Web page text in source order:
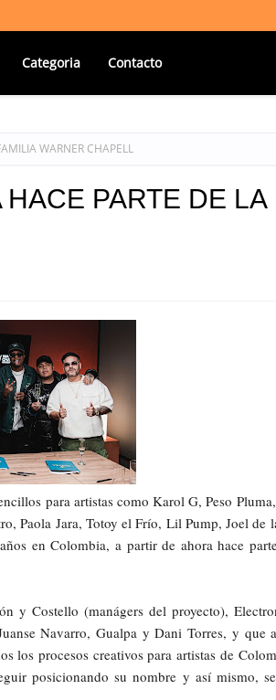
Categoria Contacto
WARNER CHAPELL
PARTE DE LA
para artistas como Karol G, Peso
Paola Jara, Totoy el Frío, Lil Pump, Joel de
en Colombia, a partir de ahora hace
y Costello (manágers del proyecto),
Navarro, Gualpa y Dani Torres, y que
los procesos creativos para artistas de
posicionando su nombre y así mismo,